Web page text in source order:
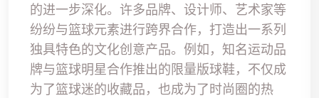
的进一步深化。许多品牌、设计师、艺术家等
纷纷与篮球元素进行跨界合作，打造出一系列
独具特色的文化创意产品。例如，知名运动品
牌与篮球明星合作推出的限量版球鞋，不仅成
为了篮球迷的收藏品，也成为了时尚圈的热